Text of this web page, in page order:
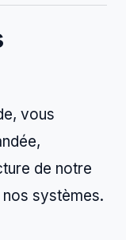
vous
de notre
systèmes.